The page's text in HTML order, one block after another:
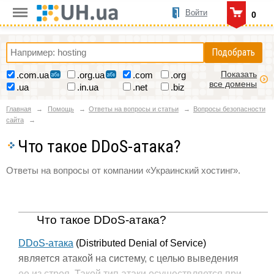
0
Войти
Подобрать
.com.ua .org.ua .com
.org
.ua
.in.ua .net .biz
Показать
все домены
Главная Помощь Ответы на вопросы и статьи
Вопросы безопасности
сайта
Что такое DDoS-атака?
Ответы на вопросы от компании «Украинский хостинг».
Что такое DDoS-атака?
DDoS-атака (Distributed Denial of Service)
является атакой на систему, с целью выведения